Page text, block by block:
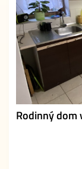
Rodinný dom